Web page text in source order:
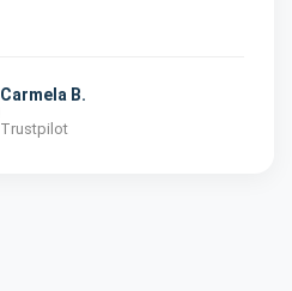
Carmela B.
Trustpilot